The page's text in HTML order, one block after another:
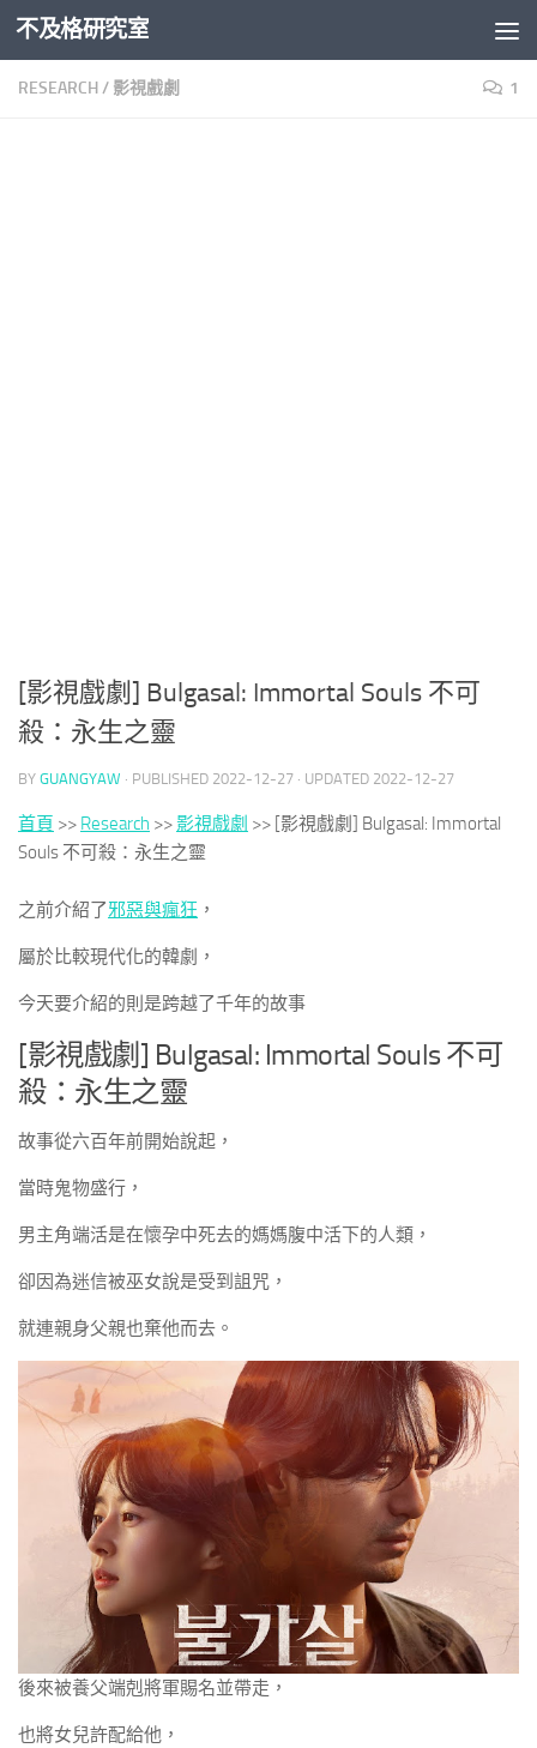
Skip to content
不及格研究室
RESEARCH/ 影視戲劇 1
[影視戲劇] Bulgasal: Immortal Souls 不可
殺：永生之靈
BY GUANGYAW · PUBLISHED 2022-12-27 · UPDATED 2022-12-27
首頁 >> Research >>影視戲劇 >> [影視戲劇] Bulgasal: Immortal
Souls 不可殺：永生之靈
之前介紹了邪惡與瘋狂 ，
屬於比較現代化的韓劇，
今天要介紹的則是跨越了千年的故事
[影視戲劇] Bulgasal: Immortal Souls 不可
殺：永生之靈
故事從六百年前開始說起，
當時鬼物盛行，
男主角端活是在懷孕中死去的媽媽腹中活下的人類，
卻因為迷信被巫女說是受到詛咒，
就連親身父親也棄他而去。
後來被養父端剋將軍賜名並帶走，
也將女兒許配給他，